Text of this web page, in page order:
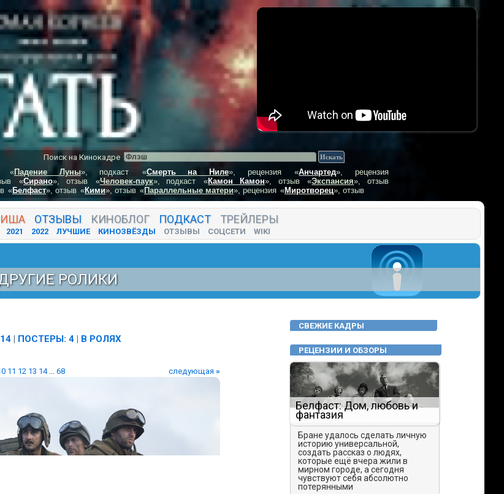
Поиск на Кинокадре
«Падение Луны», подкаст «Смерть на Ниле», рецензия «Анчартед», рецензия
«Сирано», отзыв «Человек-паук», подкаст «Камон Камон», отзыв «Экспансия», отзыв
«Белфаст», отзыв «Кими», отзыв «Параллельные матери», рецензия «Миротворец», отзыв
ОТЗЫВЫ КИНОБЛОГ ПОДКАСТ ТРЕЙЛЕРЫ
2021 2022 ЛУЧШИЕ КИНОЗВЁЗДЫ ОТЗЫВЫ СОЦСЕТИ WIKI
РОЛИКИ
| ПОСТЕРЫ: 4 | В РОЛЯХ
11 12 13 14... 68 следующая »
СВЕЖИЕ КАДРЫ
РЕЦЕНЗИИ И ОБЗОРЫ
Белфаст: Дом, любовь и
фантазия
Бране удалось сделать личную
историю универсальной,
создать рассказ о людях,
которые ещё вчера жили в
мирном городе, а сегодня
чувствуют себя абсолютно
потерянными